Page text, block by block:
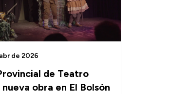
de Teatro
obra en El Bolsón
de 2026